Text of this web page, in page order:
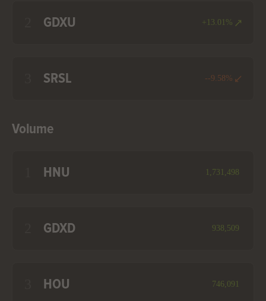
GDXU +13.01%
SRSL --9.58%
Volume
HNU 1,731,498
GDXD 938,509
HOU 746,091